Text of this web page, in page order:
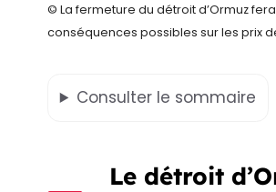
© La fermeture du détroit d’Ormuz
conséquences possibles sur les prix
Consulter le sommaire
Le détroit